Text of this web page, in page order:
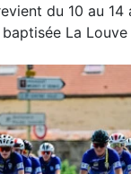
du 10 au 14
La Louve